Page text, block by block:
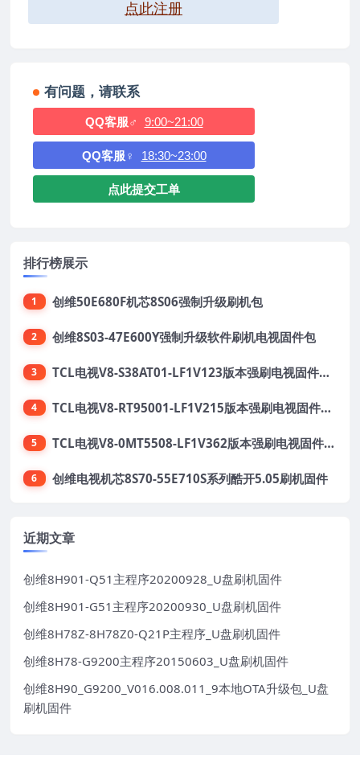
点此注册
有问题，请联系
QQ客服♂ 9:00~21:00
QQ客服♀ 18:30~23:00
点此提交工单
排行榜展示
1 创维50E680F机芯8S06强制升级刷机包
2 创维8S03-47E600Y强制升级软件刷机电视固件包
3 TCL电视V8-S38AT01-LF1V123版本强刷电视固件包下载
4 TCL电视V8-RT95001-LF1V215版本强刷电视固件包下载
5 TCL电视V8-0MT5508-LF1V362版本强刷电视固件包下载
6 创维电视机芯8S70-55E710S系列酷开5.05刷机固件
近期文章
创维8H901-Q51主程序20200928_U盘刷机固件
创维8H901-G51主程序20200930_U盘刷机固件
创维8H78Z-8H78Z0-Q21P主程序_U盘刷机固件
创维8H78-G9200主程序20150603_U盘刷机固件
创维8H90_G9200_V016.008.011_9本地OTA升级包_U盘
刷机固件